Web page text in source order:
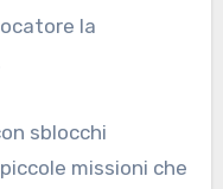
la
sblocchi
missioni che